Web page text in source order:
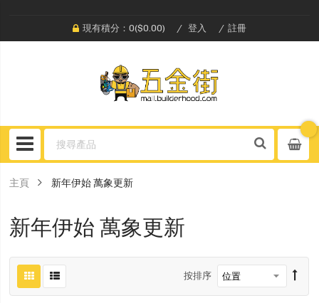
現有積分：0($0.00) 登入 註冊
主頁 新年伊始 萬象更新
新年伊始 萬象更新
按排序